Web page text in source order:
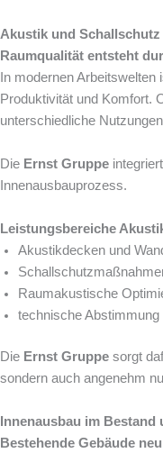
Akustik und
Raumqualität entsteht
In modernen
Produktivität und Komfort.
unterschiedliche
Die Ernst Gruppe
Innenausbauprozess.
Leistungsbereiche
Akustikdecken und
Raumakustische
technische
Die Ernst Gruppe sorgt
sondern auch angenehm
Innenausbau im
Bestehende Gebäude